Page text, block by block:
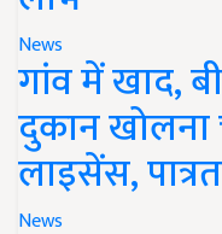
News
गांव में खाद,
दुकान खोलना
लाइसेंस,
News